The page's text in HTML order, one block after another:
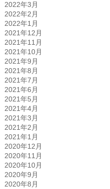
2022年3月
2022年2月
2022年1月
2021年12月
2021年11月
2021年10月
2021年9月
2021年8月
2021年7月
2021年6月
2021年5月
2021年4月
2021年3月
2021年2月
2021年1月
2020年12月
2020年11月
2020年10月
2020年9月
2020年8月